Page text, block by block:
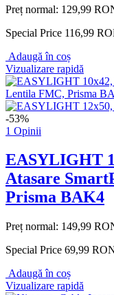
Preț normal: 129,99
Special Price 116,99
Adaugă în coș
Vizualizare rapidă
-53%
1 Opinii
EASYLIGHT
Atasare
Prisma BAK4
Preț normal: 149,99
Special Price 69,99
Adaugă în coș
Vizualizare rapidă